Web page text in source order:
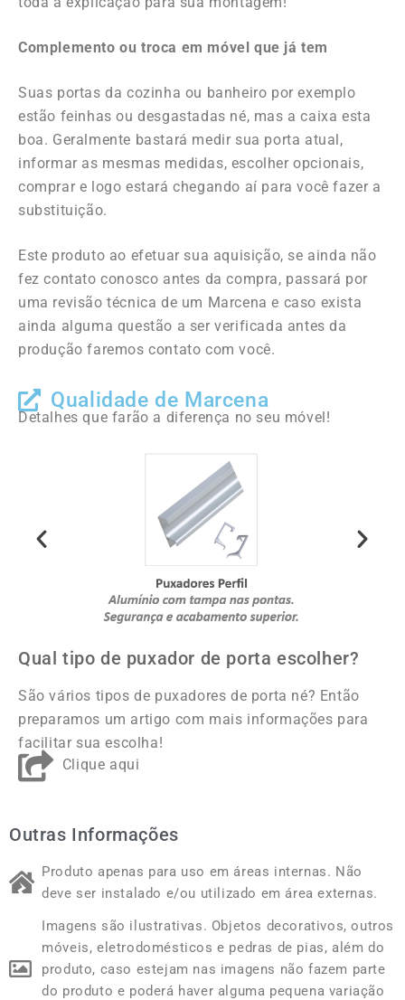
Complemento ou troca em móvel que já tem
Suas portas da cozinha ou banheiro por exemplo
estão feinhas ou desgastadas né, mas a caixa esta
boa. Geralmente bastará medir sua porta atual,
informar as mesmas medidas, escolher opcionais,
comprar e logo estará chegando aí para você fazer a
substituição.
Este produto ao efetuar sua aquisição, se ainda não
fez contato conosco antes da compra, passará por
uma revisão técnica de um Marcena e caso exista
ainda alguma questão a ser verificada antes da
produção faremos contato com você.
Qualidade de Marcena
Detalhes que farão a diferença no seu móvel!
Qual tipo de puxador de porta escolher?
São vários tipos de puxadores de porta né? Então
preparamos um artigo com mais informações para
facilitar sua escolha!
Clique aqui
Outras Informações
Produto apenas para uso em áreas internas. Não
deve ser instalado e/ou utilizado em área externas.
Imagens são ilustrativas. Objetos decorativos, outros
móveis, eletrodomésticos e pedras de pias, além do
produto, caso estejam nas imagens não fazem parte
do produto e poderá haver alguma pequena variação